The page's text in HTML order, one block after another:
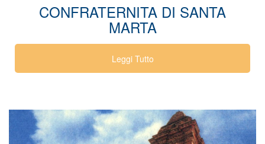
CONFRATERNITA DI SANTA
MARTA
Leggi Tutto